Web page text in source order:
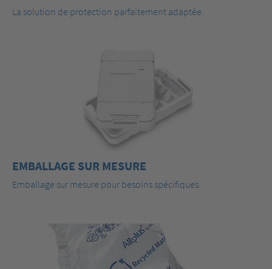
La solution de protection parfaitement adaptée.
EMBALLAGE SUR MESURE
Emballage sur mesure pour besoins spécifiques.